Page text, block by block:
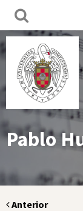
Pablo
Anterior